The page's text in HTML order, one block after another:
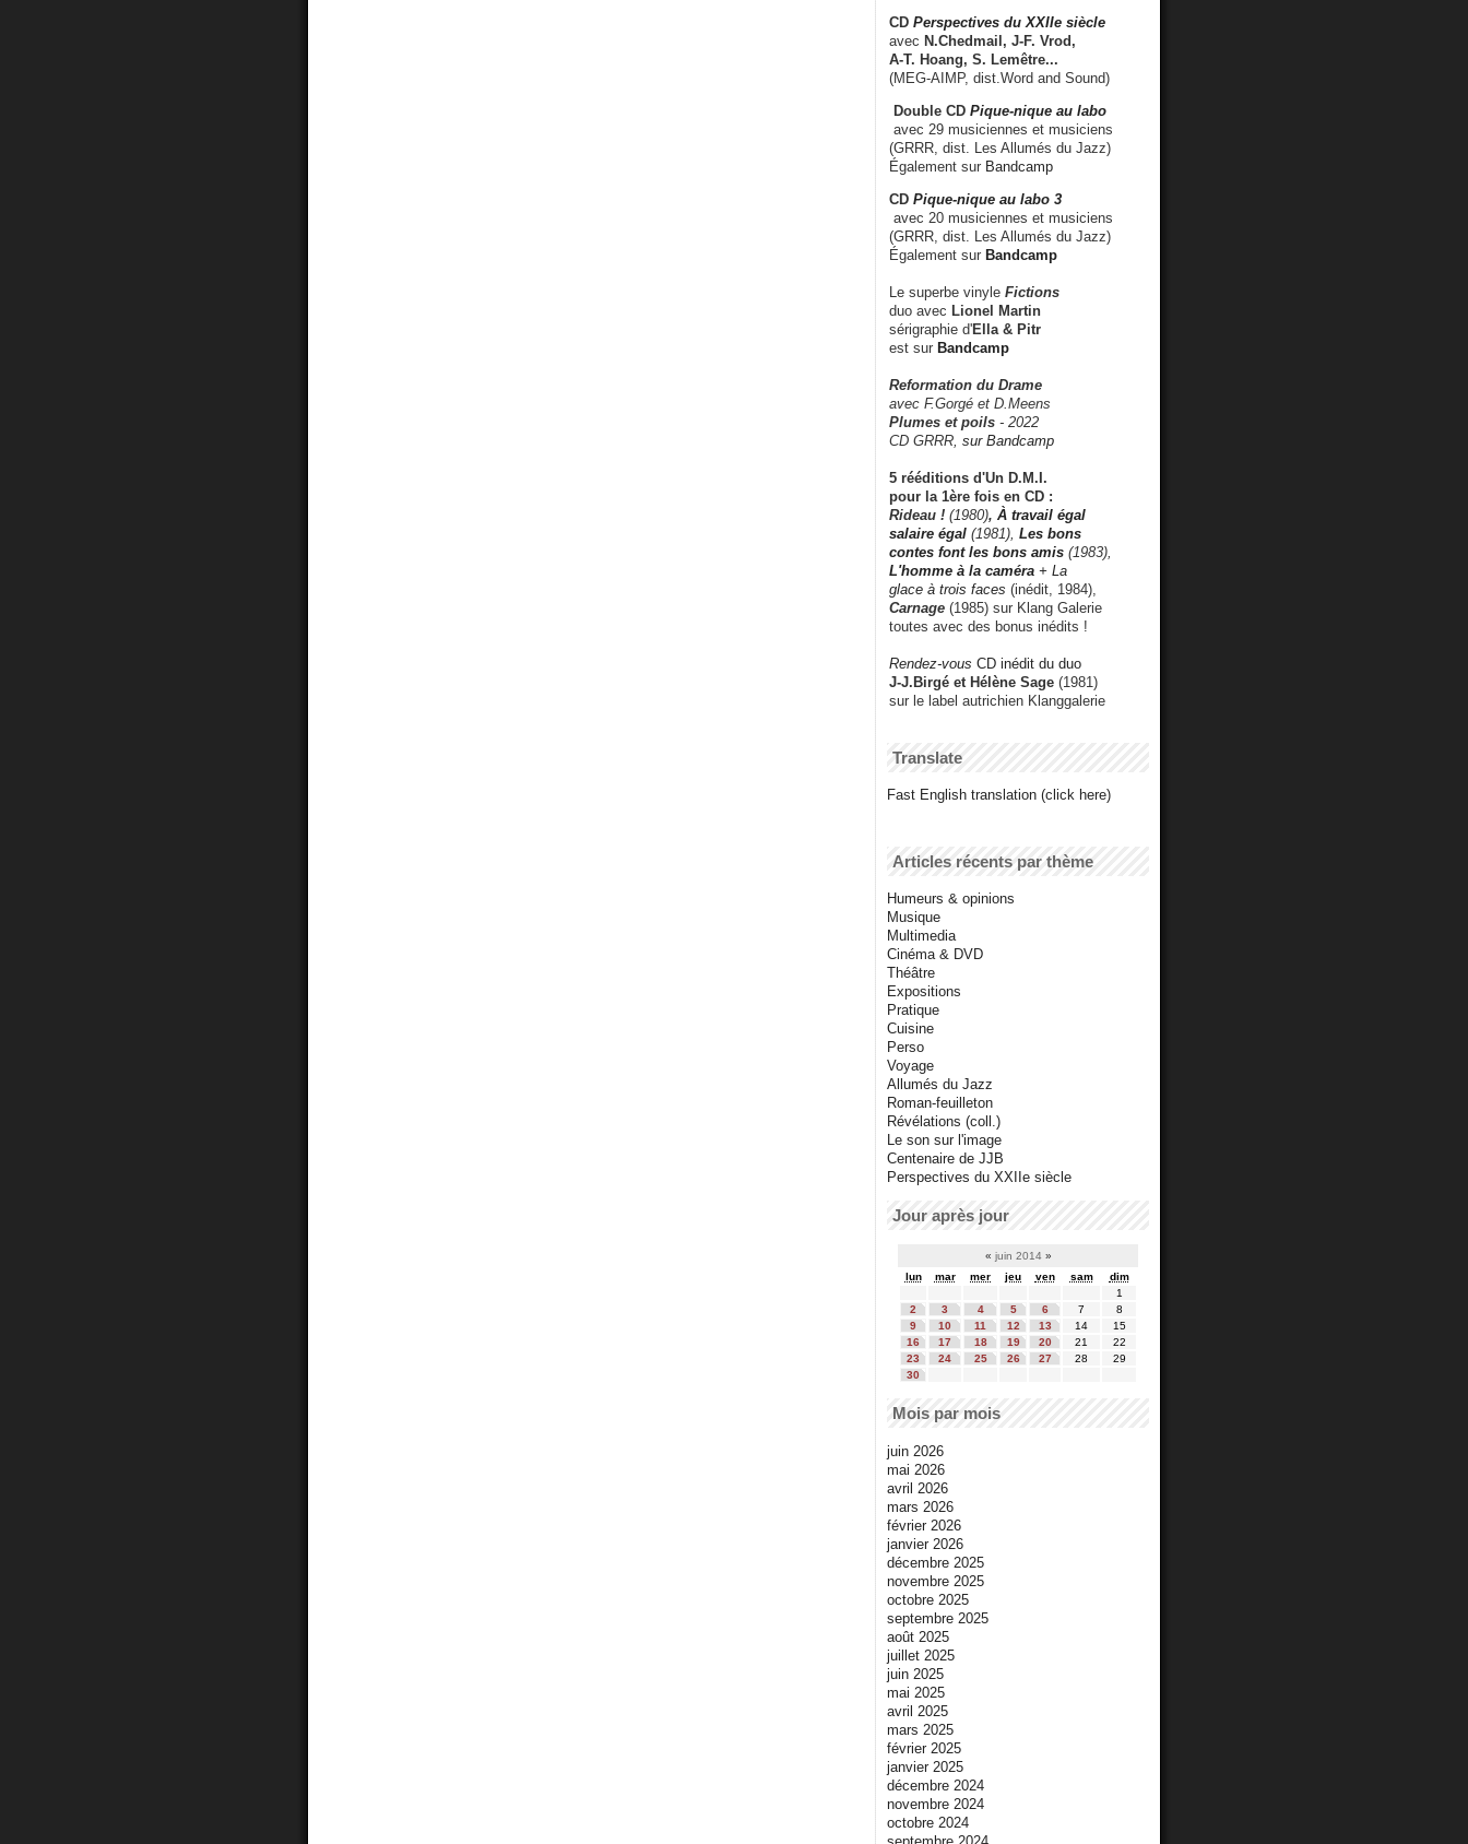
CD Perspectives du XXIIe siècle
avec N.Chedmail, J-F. Vrod,
A-T. Hoang, S. Lemêtre...
(MEG-AIMP, dist.Word and Sound)
Double CD Pique-nique au labo
avec 29 musiciennes et musiciens
(GRRR, dist. Les Allumés du Jazz)
Également sur Bandcamp
CD Pique-nique au labo 3
avec 20 musiciennes et musiciens
(GRRR, dist. Les Allumés du Jazz)
Également sur Bandcamp
Le superbe vinyle Fictions
duo avec Lionel Martin
sérigraphie d'Ella & Pitr
est sur Bandcamp
Reformation du Drame
avec F.Gorgé et D.Meens
Plumes et poils - 2022
CD GRRR, sur Bandcamp
5 rééditions d'Un D.M.I.
pour la 1ère fois en CD :
Rideau ! (1980), À travail égal
salaire égal (1981), Les bons
contes font les bons amis (1983),
L'homme à la caméra + La
glace à trois faces (inédit, 1984),
Carnage (1985) sur Klang Galerie
toutes avec des bonus inédits !
Rendez-vous CD inédit du duo
J-J.Birgé et Hélène Sage (1981)
sur le label autrichien Klanggalerie
Translate
Fast English translation (click here)
Articles récents par thème
Humeurs & opinions
Musique
Multimedia
Cinéma & DVD
Théâtre
Expositions
Pratique
Cuisine
Perso
Voyage
Allumés du Jazz
Roman-feuilleton
Révélations (coll.)
Le son sur l'image
Centenaire de JJB
Perspectives du XXIIe siècle
Jour après jour
« juin 2014 »
lun
mar mer jeu ven sam
dim
1
2
3 4 5 6 7
8
9
10 11 12 13 14
15
16
17 18 19 20 21
22
23
24 25 26 27 28
29
30
Mois par mois
juin 2026
mai 2026
avril 2026
mars 2026
février 2026
janvier 2026
décembre 2025
novembre 2025
octobre 2025
septembre 2025
août 2025
juillet 2025
juin 2025
mai 2025
avril 2025
mars 2025
février 2025
janvier 2025
décembre 2024
novembre 2024
octobre 2024